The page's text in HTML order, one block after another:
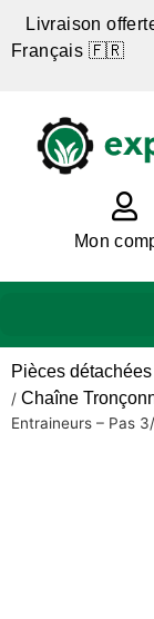
Livraison
Français 🇫🇷
Mon
Pièces
/ Chaîne
Entraineurs – Pas